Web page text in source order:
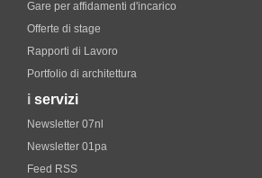
Gare per affidamenti d'incarico
Offerte di stage
Rapporti di Lavoro
Portfolio di architettura
i servizi
Newsletter 07nl
Newsletter 01pa
Feed RSS